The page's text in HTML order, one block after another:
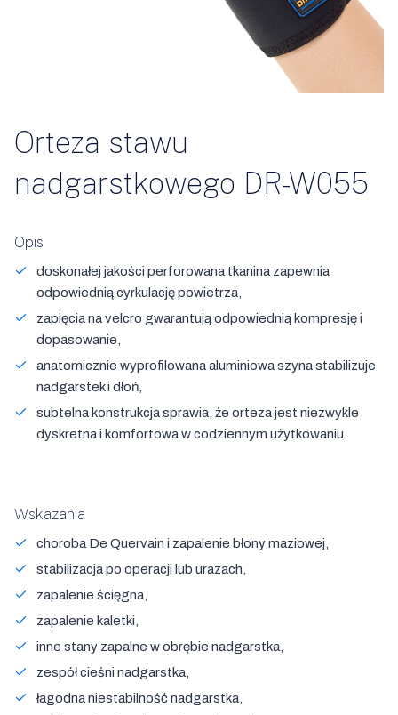
Orteza stawu
nadgarstkowego DR-W055
Opis
doskonałej jakości perforowana tkanina zapewnia
odpowiednią cyrkulację powietrza,
zapięcia na velcro gwarantują odpowiednią kompresję i
dopasowanie,
anatomicznie wyprofilowana aluminiowa szyna stabilizuje
nadgarstek i dłoń,
subtelna konstrukcja sprawia, że orteza jest niezwykle
dyskretna i komfortowa w codziennym użytkowaniu.
Wskazania
choroba De Quervain i zapalenie błony maziowej,
stabilizacja po operacji lub urazach,
zapalenie ścięgna,
zapalenie kaletki,
inne stany zapalne w obrębie nadgarstka,
zespół cieśni nadgarstka,
łagodna niestabilność nadgarstka,